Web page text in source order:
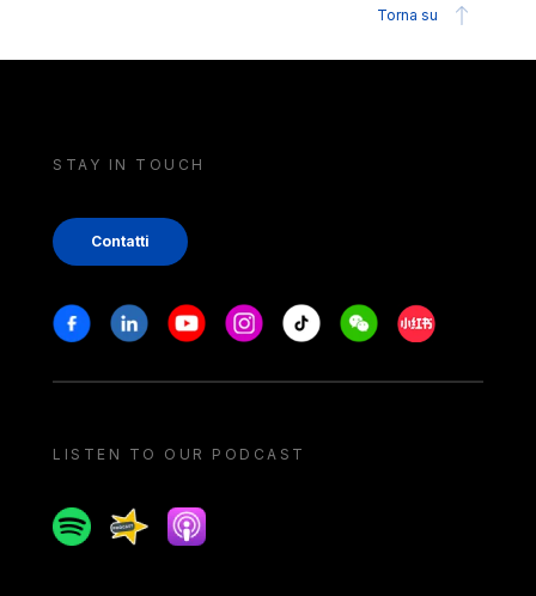
Torna su
STAY IN TOUCH
Contatti
Stay in touch
FacebookLinkedinYoutubeInstagram
Tiktok WeechatXiaohongshu/
LISTEN TO OUR PODCAST
SpotifySpreakerApple podcast